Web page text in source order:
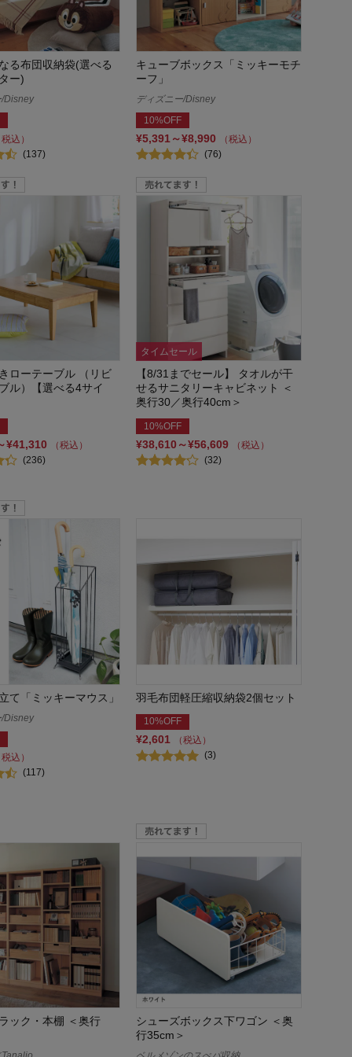
る布団収納袋(選べる
ー)
Disney
込）
(137)
キューブボックス「ミッキーモチ
ーフ」
ディズニー/Disney
10%OFF
¥5,391～¥8,990
（税込）
(76)
ローテーブル （リビ
ル）【選べる4サイ
¥41,310
（税込）
(236)
タイムセール
【8/31までセール】 タオルが干
せるサニタリーキャビネット ＜
奥行30／奥行40cm＞
10%OFF
¥38,610～¥56,609
（税込）
(32)
て「ミッキーマウス」
Disney
込）
(117)
羽毛布団軽圧縮収納袋2個セット
10%OFF
¥2,601
（税込）
(3)
ック・本棚 ＜奥行
シューズボックス下ワゴン ＜奥
行35cm＞